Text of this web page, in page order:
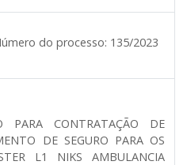
do processo: 135/2023
PARA CONTRATAÇÃO DE
DE SEGURO PARA OS
L1 NIKS AMBULANCIA